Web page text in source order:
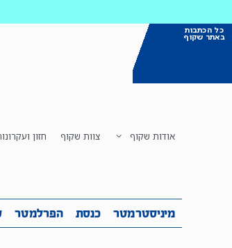
כל הכתבות
באתר שקוף
אודות שקוף צוות שקוף חזון
מיניסטרמטר כנסת הפרלמטר
מיניסטרמטר כנסת